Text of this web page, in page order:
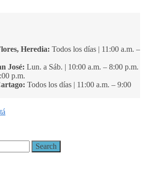
Heredia: Todos los días | 11:00 a.m. –
José: Lun. a Sáb. | 10:00 a.m. – 8:00 p.m.
p.m.
Todos los días | 11:00 a.m. – 9:00
Search
Search